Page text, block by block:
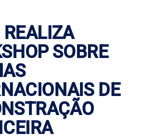
REALIZA
SOBRE
DE